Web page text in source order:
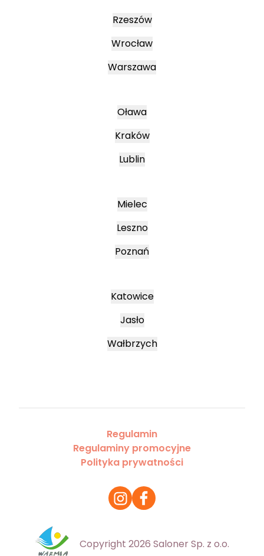
Rzeszów
Wrocław
Warszawa
Oława
Kraków
Lublin
Mielec
Leszno
Poznań
Katowice
Jasło
Wałbrzych
Regulamin
Regulaminy promocyjne
Polityka prywatności
Copyright 2026 Saloner Sp. z o.o.